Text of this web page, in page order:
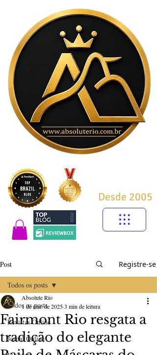
Desde 2005
Post Registre-se
Todos os posts
Revistas Online
Jornal Online
Todos os posts
Fairmont Rio resgata a
tradição do elegante
Absolute Rio
1 de mar. de 20253 min de leitura